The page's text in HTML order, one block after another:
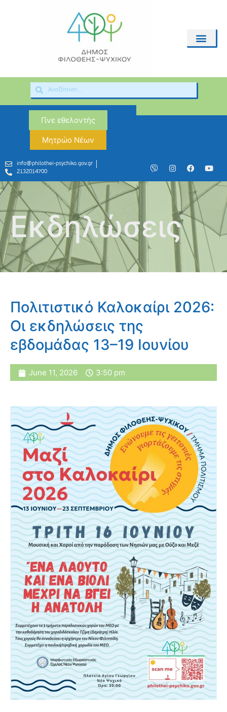
Γίνε εθελοντής
Μητρώο Νέων
info@philothei-psychiko.gov.gr
2132014700
Εκδηλώσεις
Πολιτιστικό Καλοκαίρι 2026:
Οι εκδηλώσεις της
εβδομάδας 13–19 Ιουνίου
June 11, 2026 3:50 pm